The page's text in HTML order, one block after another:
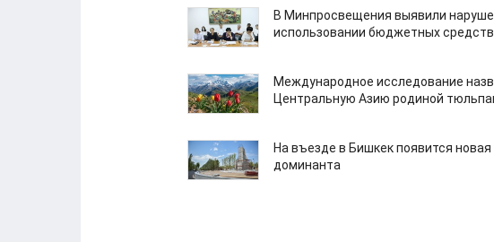
В Минпросвещения выявили
использовании бюджетных средств
Международное исследование
Центральную Азию родиной
На въезде в Бишкек появится новая
доминанта